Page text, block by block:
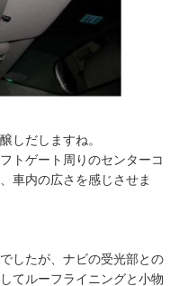
しだしますね。
トゲート周りのセンターコ
車内の広さを感じさせま
したが、ナビの受光部との
てルーフライニングと小物